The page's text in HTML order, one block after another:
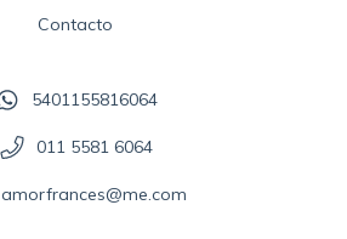
Contacto
5401155816064
011 5581 6064
amorfrances@me.com